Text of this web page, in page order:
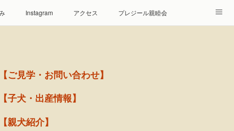
Instagram アクセス プレジール親睦会
【ご見学・お問い合わせ】
【子犬・出産情報】
【親犬紹介】